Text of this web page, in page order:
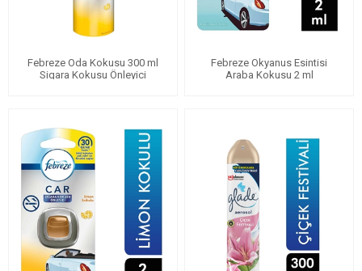
Febreze Oda Kokusu 300 ml
Sigara Kokusu Önleyici
Febreze Okyanus Esintisi
Araba Kokusu 2 ml